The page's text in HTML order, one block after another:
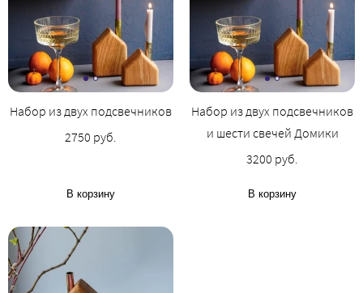
Набор из двух подсвечников
2750 руб.
В корзину
Набор из двух подсвечников
и шести свечей Домики
3200 руб.
В корзину